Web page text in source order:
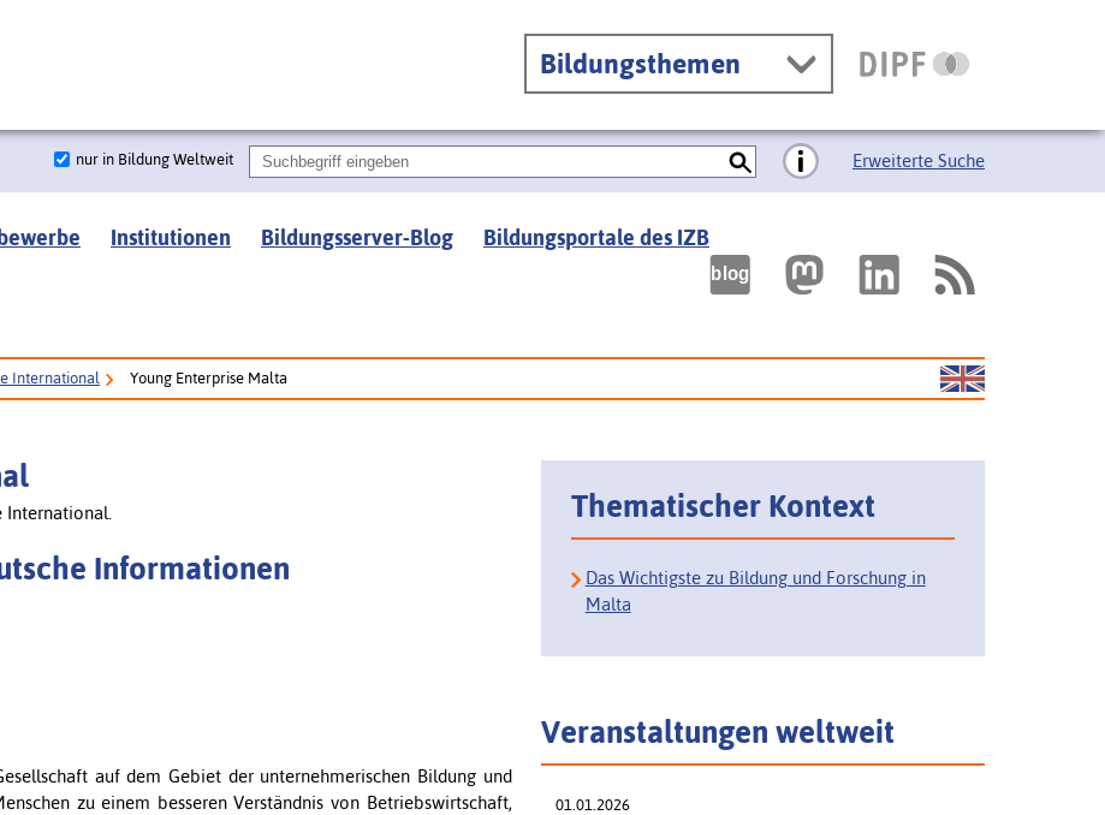
Bildungsthemen
nur in Bildung Weltweit Erweiterte Suche
Institutionen Bildungsserver-Blog Bildungsportale des IZB
International Young Enterprise Malta
International.
Informationen
auf dem Gebiet der unternehmerischen Bildung und
zu einem besseren Verständnis von Betriebswirtschaft,
Thematischer Kontext
Das Wichtigste zu Bildung und Forschung in
Malta
Veranstaltungen weltweit
01.01.2026